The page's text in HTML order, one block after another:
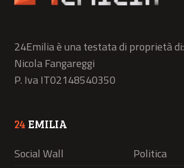
24Emilia è una testata di proprietà di:
Nicola Fangareggi
P. Iva IT02148540350
24 EMILIA
Social Wall
Politica